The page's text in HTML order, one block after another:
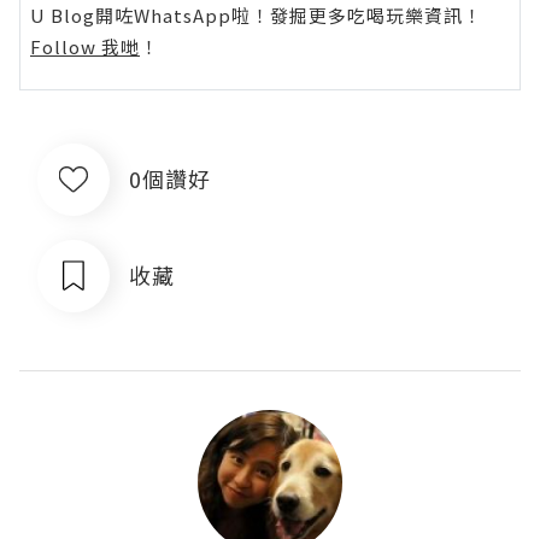
U Blog開咗WhatsApp啦！發掘更多吃喝玩樂資訊！
Follow 我哋 ！
0個讚好
收藏